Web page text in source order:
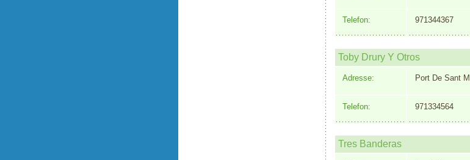
Telefon: 971344367
Toby Drury Y Otros
Adresse: Port De Sant
Telefon: 971334564
Tres Banderas